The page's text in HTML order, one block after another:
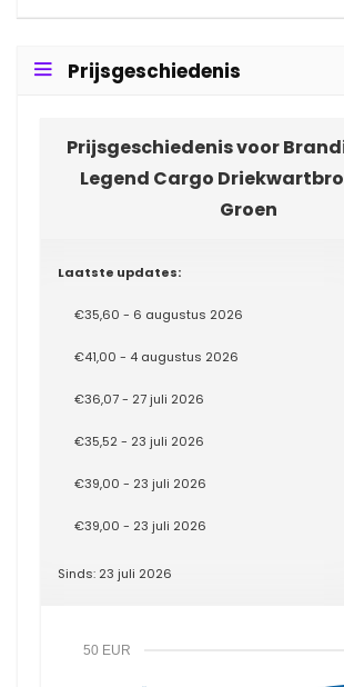
Prijsgeschiedenis
Prijsgeschiedenis voor
Legend Cargo
Groen
Laatste updates:
€35,60 - 6 augustus 2026
€41,00 - 4 augustus 2026
€36,07 - 27 juli 2026
€35,52 - 23 juli 2026
€39,00 - 23 juli 2026
€39,00 - 23 juli 2026
Sinds: 23 juli 2026
50 EUR